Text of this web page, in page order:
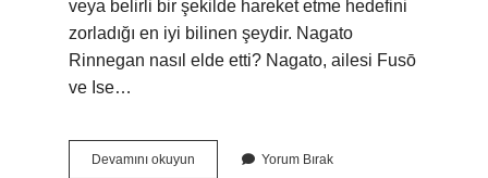
veya belirli bir şekilde hareket etme hedefini
zorladığı en iyi bilinen şeydir. Nagato
Rinnegan nasıl elde etti? Nagato, ailesi Fusō
ve Ise…
Devamını okuyun Yorum Bırak